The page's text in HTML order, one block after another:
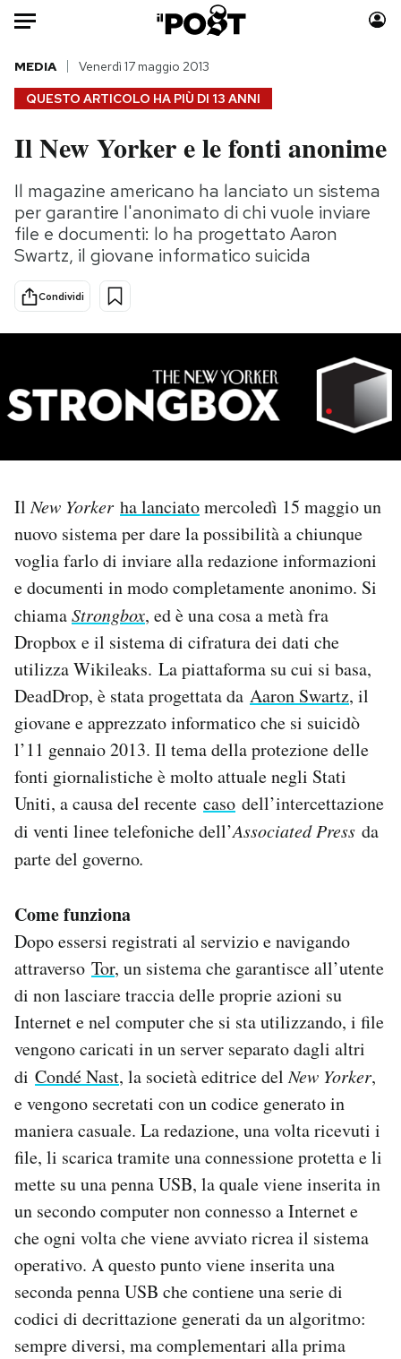
Auto
HOME
Italia
Politica
Tecnologia
Internet
Scienza
Cultura
Economia
Moda
Consumismi
Storie/Idee
Ok Boomer!
Altrecose
Mondiali calcio 2026
I MIEI PREFERITI
SHOP
CALENDARIO
AREA PERSONALE
Area Personale
Regala il Post
Hai bisogno di aiuto?
QUESTO ARTICOLO HA PIÙ DI 13 ANNI
MEDIA Venerdì 17 maggio 2013
Il New Yorker e le fonti anonime
Il magazine americano ha lanciato un sistema
per garantire l'anonimato di chi vuole inviare
file e documenti: lo ha progettato Aaron
Swartz, il giovane informatico suicida
Condividi
IlNew Yorker ha lanciatomercoledì 15 maggio un
nuovo sistema per dare la possibilità a chiunque
voglia farlo di inviare alla redazione informazioni
e documenti in modo completamente anonimo. Si
chiamaStrongbox, ed è una cosa a metà fra
Dropbox e il sistema di cifratura dei dati che
utilizza Wikileaks. La piattaforma su cui si basa,
DeadDrop, è stata progettata da Aaron Swartz, il
giovane e apprezzato informatico che si suicidò
l’11 gennaio 2013. Il tema della protezione delle
fonti giornalistiche è molto attuale negli Stati
Uniti, a causa del recente caso dell’intercettazione
di venti linee telefoniche dell’Associated Press da
parte del governo.
Come funziona
Dopo essersi registrati al servizio e navigando
attraverso Tor, un sistema che garantisce all’utente
di non lasciare traccia delle proprie azioni su
Internet e nel computer che si sta utilizzando, i file
vengono caricati in un server separato dagli altri
di Condé Nast, la società editrice delNew Yorker,
e vengono secretati con un codice generato in
maniera casuale. La redazione, una volta ricevuti i
file, li scarica tramite una connessione protetta e li
mette su una penna USB, la quale viene inserita in
un secondo computer non connesso a Internet e
che ogni volta che viene avviato ricrea il sistema
operativo. A questo punto viene inserita una
seconda penna USB che contiene una serie di
codici di decrittazione generati da un algoritmo:
sempre diversi, ma complementari alla prima